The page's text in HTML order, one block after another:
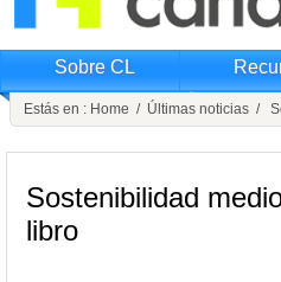
Sobre CL
Estás en : Home / Últimas noticias /
Sostenibilidad
libro